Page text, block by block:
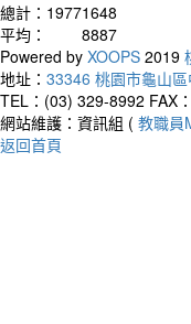
總計： 19771648
平均：
8887
Powered by XOOPS 2019
地址： 33346 桃園市龜山
TEL：(03) 329-8992 FAX
網站維護：資訊組 ( 教職員
返回首頁